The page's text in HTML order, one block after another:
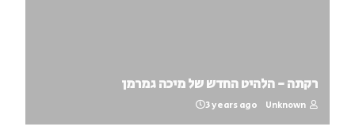
רקתה - הלהיט החדש של מיכה גמרמן
Unknown
3 years ago